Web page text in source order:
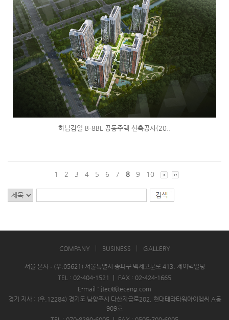
하남감일 B-8BL 공동주택 신축공사(20..
1 2 3 4 5 6 7 8 9 10
COMPANY BUSINESS GALLERY
서울 본사 : (우.05621) 서울특별시 송파구 백제고분로 413, 제이텍빌딩
TEL : 02-404-1521
FAX : 02-424-1665
E-mail : jtec@jteceng.com
경기 지사 : (우.12284) 경기도 남양주시 다산지금로202, 현대테라타워아이엠씨 A동
909호